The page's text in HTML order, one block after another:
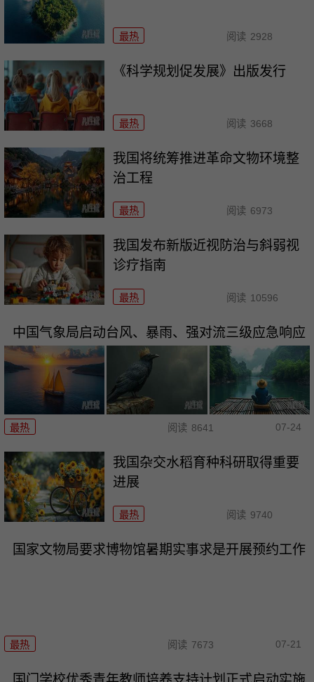
最热 阅读 2928
《科学规划促发展》出版发行
最热 阅读 3668
我国将统筹推进革命文物环境整
治工程
最热 阅读 6973
我国发布新版近视防治与斜弱视
诊疗指南
最热 阅读 10596
中国气象局启动台风、暴雨、强对流三级应急响应
最热 阅读 8641 07-24
我国杂交水稻育种科研取得重要
进展
最热 阅读 9740
国家文物局要求博物馆暑期实事求是开展预约工作
最热 阅读 7673 07-21